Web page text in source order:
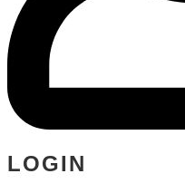
LOGIN